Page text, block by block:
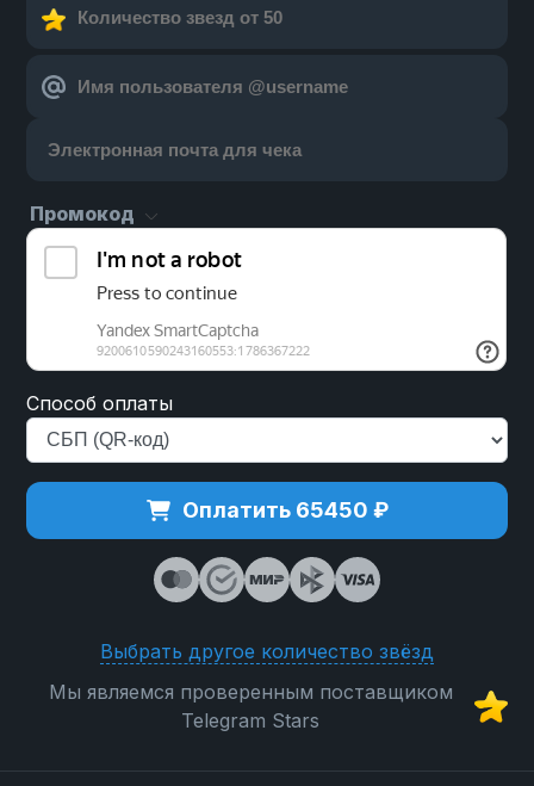
Промокод
Способ оплаты
Оплатить 65450 ₽
Выбрать другое количество звёзд
Мы являемся проверенным поставщиком
Telegram Stars